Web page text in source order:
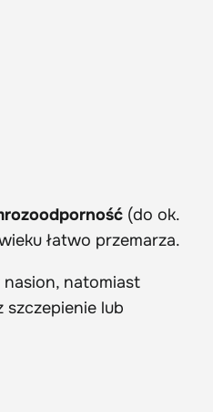
(do ok.
łatwo przemarza.
nasion, natomiast
lub